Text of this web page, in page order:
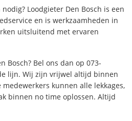
Loodgieter Den Bosch is een
en is werkzaamheden in
uitsluitend met ervaren
Bosch? Bel ons dan op 073-
lijn. Wij zijn vrijwel altijd binnen
kunnen alle lekkages,
binnen no time oplossen. Altijd